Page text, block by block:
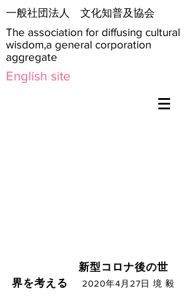
​一般社団法人 文化知普及協会
The association for diffusing cultural
wisdom,a general corporation
aggregate
English site
新型コロナ後の世
界を考える2020年4月27日 境 毅